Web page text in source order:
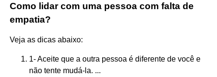
Como lidar com uma pessoa com falta de
empatia?
Veja as dicas abaixo:
1- Aceite que a outra pessoa é diferente de você e
não tente mudá-la. ...